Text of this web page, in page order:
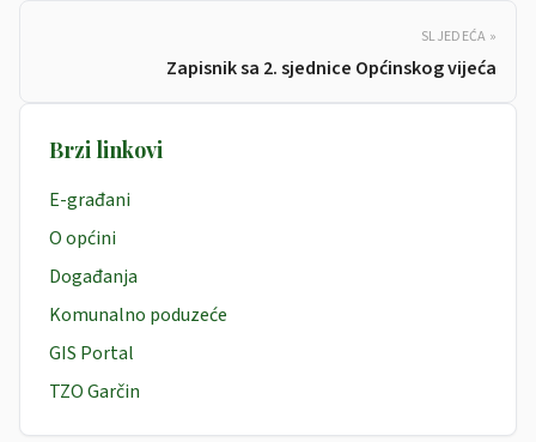
SLJEDEĆA »
Zapisnik sa 2. sjednice Općinskog vijeća
Brzi linkovi
E-građani
O općini
Događanja
Komunalno poduzeće
GIS Portal
TZO Garčin